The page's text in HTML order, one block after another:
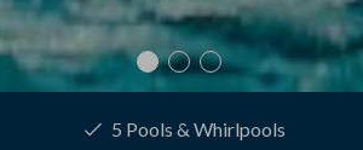
Wellness-Anwendungen